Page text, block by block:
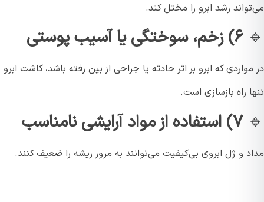
رشد ابرو را مختل کند.
۶) زخم، سوختگی یا آسیب پوستی
که ابرو بر اثر حادثه یا جراحی از بین رفته باشد، کاشت ابرو
راه بازسازی است.
۷) استفاده از مواد آرایشی نامناسب
و ژل ابروی بی‌کیفیت می‌توانند به مرور ریشه را ضعیف کنند.